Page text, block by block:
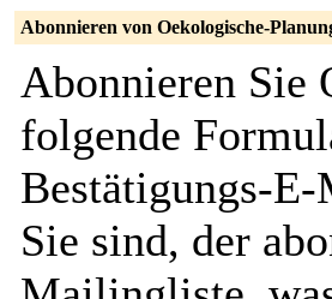
Abonnieren von Oekologische-
Abonnieren Sie
folgende
Bestätigungs-
Sie sind, der